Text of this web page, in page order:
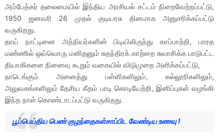
அம்பேத்கர் தலைமையில் இந்திய அரசியல் சட்டம் நிறைவேற்றப்பட்டு,
1950 ஜனவரி 26 முதல் குடியரசு தினமாக அனுசரிக்கப்பட்டு
வருகிறது.
தாய் நாட்டினை அந்நியர்களின் பிடியிலிருந்து காப்பாற்றி, பாரத
மண்ணில் ஒவ்வொரு மனிதனும் சுதந்திரக் காற்றை சுவாசிக்க பாடுபட்ட
தியாகிகளை நினைவு கூறும் வகையில் விடுமுறை அளிக்கப்பட்டு,
நாடெங்கும் அனைத்து பள்ளிகளிலும், கல்லூரிகளிலும்,
அலுவகங்களிலும் தேசிய கீதம் பாடி கொடியேற்றி, இனிப்புகள் வழங்கி
இந்த நாள் கொண்டாடப்பட்டு வருகிறது.
பூப்பெய்திய பெண் குழந்தைகள்சாப்பிட வேண்டிய உணவு !